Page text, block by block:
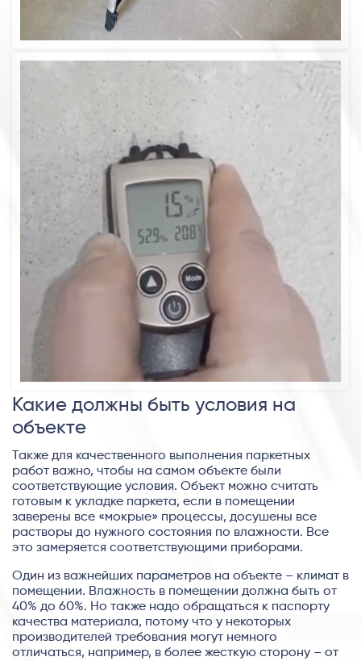
Какие должны быть условия на
объекте
Также для качественного выполнения паркетных
работ важно, чтобы на самом объекте были
соответствующие условия. Объект можно считать
готовым к укладке паркета, если в помещении
заверены все «мокрые» процессы, досушены все
растворы до нужного состояния по влажности. Все
это замеряется соответствующими приборами.
Один из важнейших параметров на объекте – климат в
помещении. Влажность в помещении должна быть от
40% до 60%. Но также надо обращаться к паспорту
качества материала, потому что у некоторых
производителей требования могут немного
отличаться, например, в более жесткую сторону – от